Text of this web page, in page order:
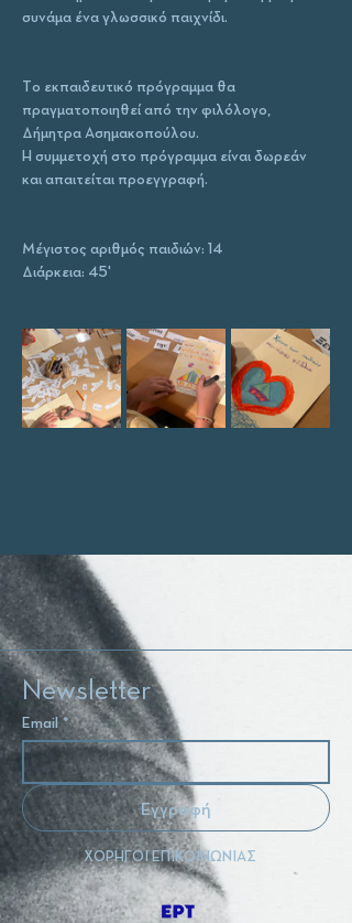
συνάμα ένα γλωσσικό παιχνίδι.
Το εκπαιδευτικό πρόγραμμα θα
πραγματοποιηθεί από την φιλόλογο,
Δήμητρα Ασημακοπούλου.
Η συμμετοχή στο πρόγραμμα είναι δωρεάν
και απαιτείται προεγγραφή.
Μέγιστος αριθμός παιδιών: 14
Διάρκεια: 45'
Newsletter
Email *
Εγγραφή
ΧΟΡΗΓΟΙ ΕΠΙΚΟΙΝΩΝΙΑΣ